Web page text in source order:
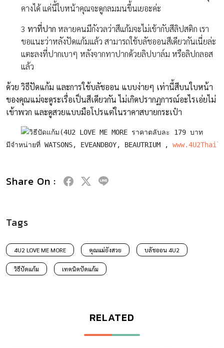
คางได้ แค่นี้ใบหน้าคุณจะดูกลมมนขึ้นเยอะค่ะ
3 ทาที่ปาก หลายคนมีกังวลว่าสีแก้มจะไม่เข้ากับสีลิปสติก เรา
ขอแนะว่าหลังปัดแก้มแล้ว สามารถใช้บลัชออนสีเดียวกันเนี่ยล่ะ
แตะลงที่ปากเบาๆ หลังจากทาปากด้วยลิปบาล์ม หรือลิปกลอส
แล้ว
ด้วย วิธีปัดแก้ม และการใช้บลัชออน แบบง่ายๆ เท่านี้สีบนใบหน้า
ของคุณแม่จะดูระเรื่อเป็นสีเดียวกัน ไม่เกิดปรากฏการณ์อะไรเอ่ยไม่
เข้าพวก และดูสวยแบบมือโปรแต่ในราคาสบายกระเป๋า
(4U2 LOVE ME MORE ราคาตลับละ 179 บาท
มีจำหน่ายที่ WATSONS, EVEANDBOY, BEAUTRIUM ,
Share On :
Tags
4U2 LOVE ME MORE คุณแม่ยังสวย บลัชออน 4U2
วิธีปัดแก้ม เทคนิคปัดแก้ม
RELATED